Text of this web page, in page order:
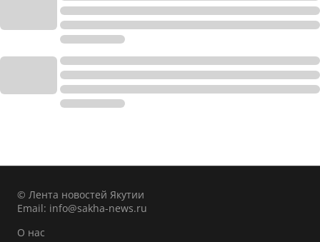
© Лента новостей Якутии
Email: info@sakha-news.ru
О нас